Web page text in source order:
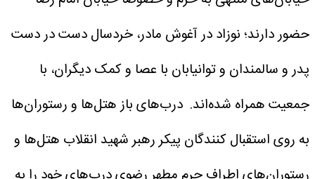
حضور دارند؛ نوزاد در آغوش مادر، خردسال دست در دست
پدر و سالمندان و توانیابان با عصا و کمک دیگران، با
جمعیت همراه شده‌اند. درب‌های باز هتل‌ها و رستوران‌ها
به روی استقبال کنندگان پیکر رهبر شهید انقلاب هتل‌ها و